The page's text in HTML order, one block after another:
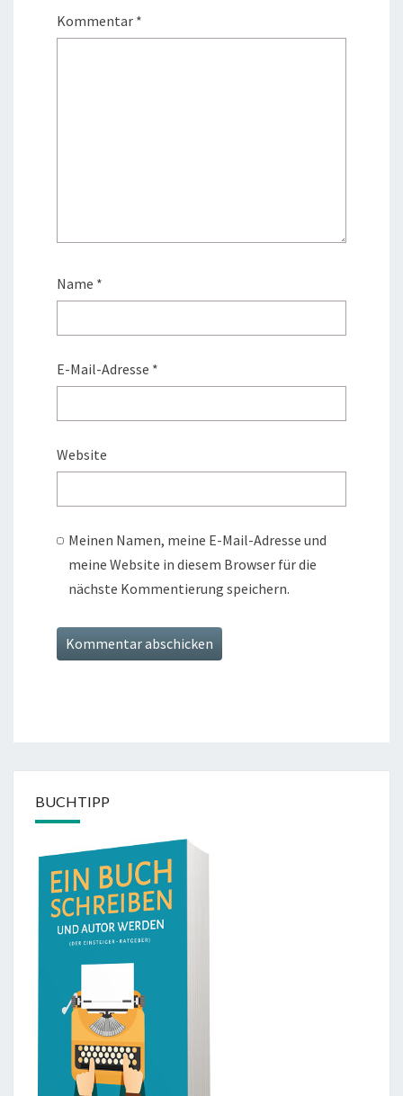
Kommentar *
Name *
E-Mail-Adresse *
Website
Meinen Namen, meine E-Mail-Adresse und
meine Website in diesem Browser für die
nächste Kommentierung speichern.
BUCHTIPP